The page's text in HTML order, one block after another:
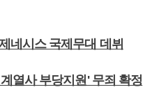
네시스 국제무대 데뷔
열사 부당지원' 무죄 확정